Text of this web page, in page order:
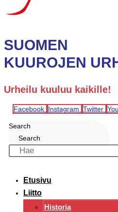
SUOMEN
KUUROJEN
Urheilu kuuluu kaikille!
Facebook Instagram Twitter
Search
Search
Etusivu
Liitto
Historia